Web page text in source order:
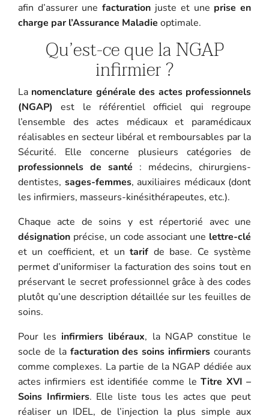
afin d’assurer unefacturation juste et une prise en
charge par l’Assurance Maladie optimale.
Qu’est-ce que la NGAP
infirmier ?
La nomenclature générale des actes professionnels
(NGAP) est le référentiel officiel qui regroupe
l’ensemble des actes médicaux et paramédicaux
réalisables en secteur libéral et remboursables par la
Sécurité. Elle concerne plusieurs catégories de
professionnels de santé : médecins, chirurgiens-
dentistes, sages-femmes, auxiliaires médicaux (dont
les infirmiers, masseurs-kinésithérapeutes, etc.).
Chaque acte de soins y est répertorié avec une
désignationprécise, un code associant une lettre-clé
et un coefficient, et untarif de base. Ce système
permet d’uniformiser la facturation des soins tout en
préservant le secret professionnel grâce à des codes
plutôt qu’une description détaillée sur les feuilles de
soins.
Pour lesinfirmiers libéraux, la NGAP constitue le
socle de la facturation des soins infirmiers courants
comme complexes. La partie de la NGAP dédiée aux
actes infirmiers est identifiée comme leTitre XVI –
Soins Infirmiers. Elle liste tous les actes que peut
réaliser un IDEL, de l’injection la plus simple aux